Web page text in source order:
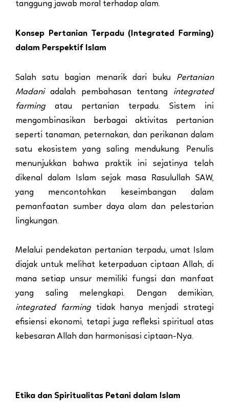
tanggung jawab moral terhadap alam.
Konsep Pertanian Terpadu (Integrated Farming)
dalam Perspektif Islam
Salah satu bagian menarik dari buku Pertanian
Madaniadalah pembahasan tentang integrated
farming atau pertanian terpadu. Sistem ini
mengombinasikan berbagai aktivitas pertanian
seperti tanaman, peternakan, dan perikanan dalam
satu ekosistem yang saling mendukung. Penulis
menunjukkan bahwa praktik ini sejatinya telah
dikenal dalam Islam sejak masa Rasulullah SAW,
yang mencontohkan keseimbangan dalam
pemanfaatan sumber daya alam dan pelestarian
lingkungan.
Melalui pendekatan pertanian terpadu, umat Islam
diajak untuk melihat keterpaduan ciptaan Allah, di
mana setiap unsur memiliki fungsi dan manfaat
yang saling melengkapi. Dengan demikian,
integrated farmingtidak hanya menjadi strategi
efisiensi ekonomi, tetapi juga refleksi spiritual atas
kebesaran Allah dan harmonisasi ciptaan-Nya.
Etika dan Spiritualitas Petani dalam Islam